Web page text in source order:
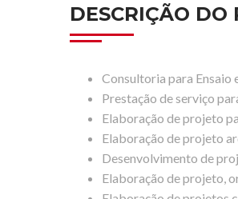
DESCRIÇÃO DO
Consultoria para Ensaio
Prestação de serviço
Elaboração de projeto
Elaboração de projeto
Desenvolvimento de
Elaboração de projeto,